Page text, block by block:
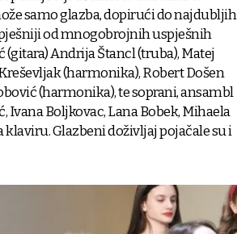
samo glazba, dopirući do najdubljih
od mnogobrojnih uspješnih
Andrija Štancl (truba), Matej
(harmonika), Robert Došen
(harmonika), te soprani, ansambl
Ivana Boljkovac, Lana Bobek, Mihaela
Glazbeni doživljaj pojačale su i